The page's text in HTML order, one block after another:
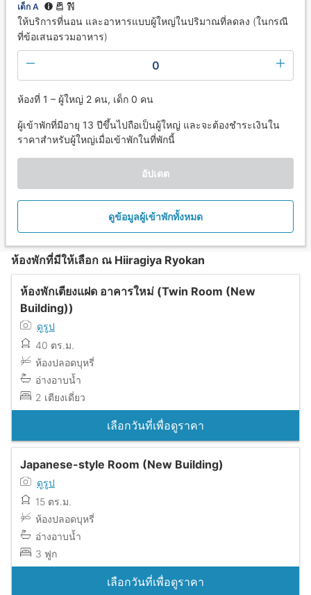
เด็ก A
ให้บริการที่นอน และอาหารแบบผู้ใหญ่ในปริมาณที่ลดลง (ในกรณี
ที่ข้อเสนอรวมอาหาร)
0
ห้องที่ 1 – ผู้ใหญ่ 2 คน, เด็ก 0 คน
ผู้เข้าพักที่มีอายุ 13 ปีขึ้นไปถือเป็นผู้ใหญ่ และจะต้องชำระเงินใน
ราคาสำหรับผู้ใหญ่เมื่อเข้าพักในที่พักนี้
อัปเดต
ดูข้อมูลผู้เข้าพักทั้งหมด
ห้องพักที่มีให้เลือก ณ Hiiragiya Ryokan
ห้องพักเตียงแฝด อาคารใหม่ (Twin Room (New
Building))
ดูรูป
40 ตร.ม.
ห้องปลอดบุหรี่
อ่างอาบน้ำ
2 เตียงเดี่ยว
เลือกวันที่เพื่อดูราคา
Japanese-style Room (New Building)
ดูรูป
15 ตร.ม.
ห้องปลอดบุหรี่
อ่างอาบน้ำ
3 ฟูก
เลือกวันที่เพื่อดูราคา